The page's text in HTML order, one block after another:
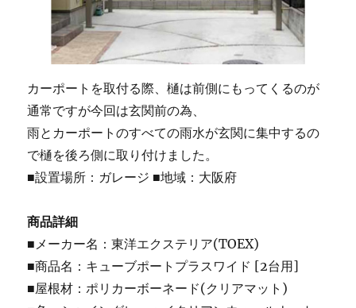
カーポートを取付る際、樋は前側にもってくるのが
通常ですが今回は玄関前の為、
雨とカーポートのすべての雨水が玄関に集中するの
で樋を後ろ側に取り付けました。
■設置場所：ガレージ ■地域：大阪府
商品詳細
■メーカー名：東洋エクステリア(TOEX)
■商品名：キューブポートプラスワイド [2台用]
■屋根材：ポリカーボーネード(クリアマット)